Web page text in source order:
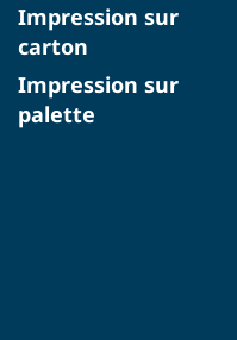
Impression sur
carton
Impression sur
palette